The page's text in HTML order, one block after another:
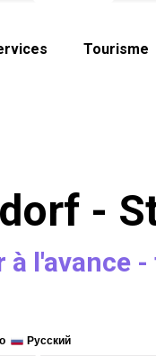
Tourisme
-
l'avance